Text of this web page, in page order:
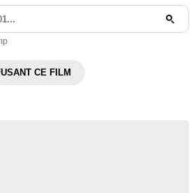
CE FILM